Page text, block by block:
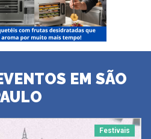
EM SÃO
Festivais